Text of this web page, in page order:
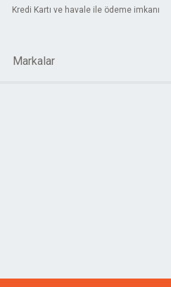
Kredi Kartı ve havale ile ödeme imkanı
Markalar